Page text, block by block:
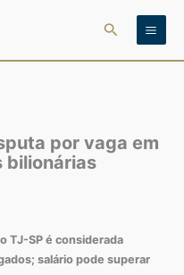
Pesquisar
por vaga em
bilionárias
TJ-SP é considerada
salário pode superar